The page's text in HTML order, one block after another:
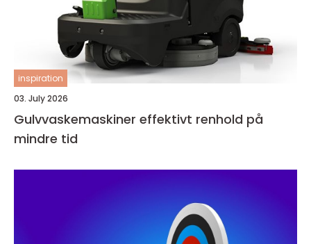
inspiration
03. July 2026
Gulvvaskemaskiner effektivt renhold på
mindre tid